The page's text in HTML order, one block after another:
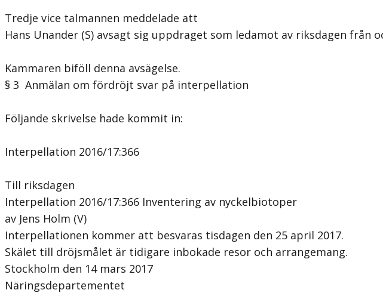
Tredje vice talmannen meddelade att
Hans Unander (S) avsagt sig uppdraget som ledamot av riksdagen från
Kammaren biföll denna avsägelse.
§ 3 Anmälan om fördröjt svar på interpellation
Följande skrivelse hade kommit in:
Interpellation 2016/17:366
Till riksdagen
Interpellation 2016/17:366 Inventering av nyckelbiotoper
av Jens Holm (V)
Interpellationen kommer att besvaras tisdagen den 25 april 2017.
Skälet till dröjsmålet är tidigare inbokade resor och arrangemang.
Stockholm den 14 mars 2017
Näringsdepartementet